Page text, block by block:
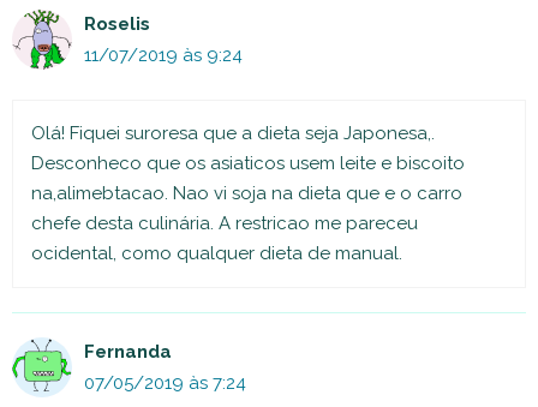
Roselis
11/07/2019 às 9:24
Olá! Fiquei suroresa que a dieta seja Japonesa,.
Desconheco que os asiaticos usem leite e biscoito
na,alimebtacao. Nao vi soja na dieta que e o carro
chefe desta culinária. A restricao me pareceu
ocidental, como qualquer dieta de manual.
Fernanda
07/05/2019 às 7:24